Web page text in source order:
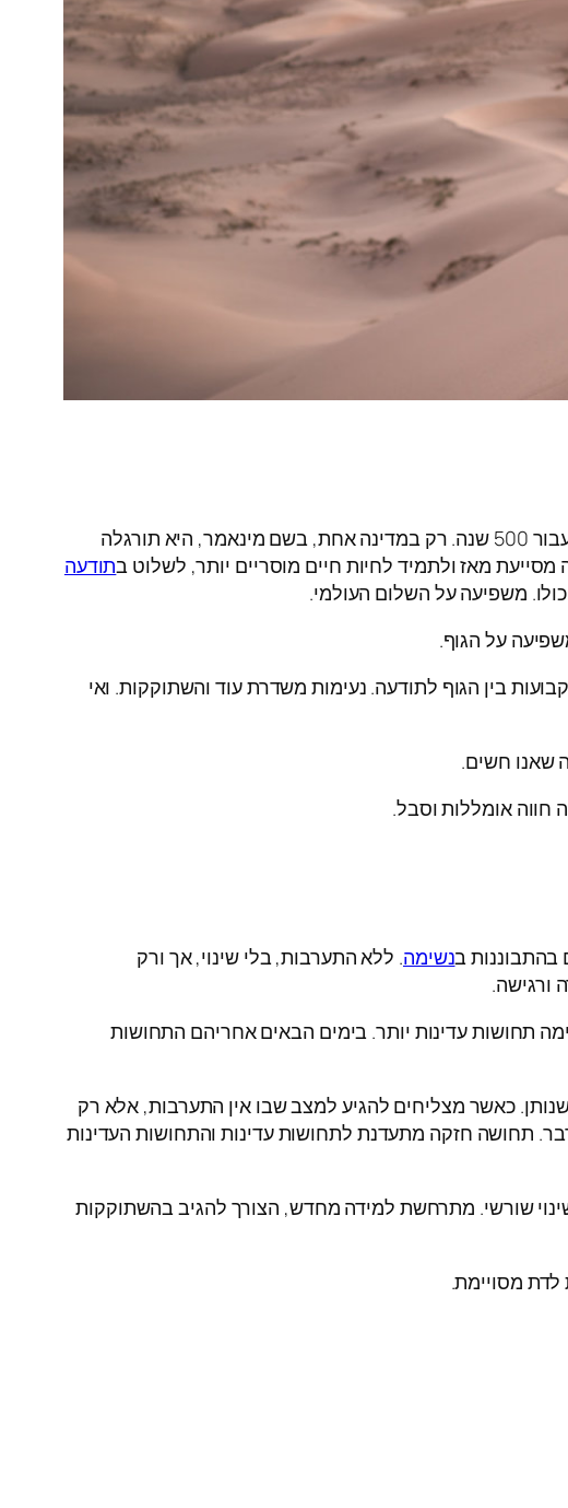
הויפאסנה הגיעה במקור לפני אלפי שנים מהבודהה בהודו. מהודו היא התרחבה לכמה מדינות ונעלמה שוב כעבור 500 שנה. רק במדינה אחת, בשם מינאמר, היא תורגלה
מאז ולתמיד לחיות חיים מוסריים יותר, לשלוט בתודעה
משפיעה על השלום העולמי.
על הגוף.
בין הגוף לתודעה. נעימות משדרת עוד והשתוקקות. ואי
שאנו חשים.
חווה אומללות וסבל.
בהתבוננות בנשימה. ללא התערבות, בלי שינוי, אך ורק
ורגישה.
תחושות עדינות יותר. בימים הבאים אחריהם התחושות
כאשר מצליחים להגיע למצב שבו אין התערבות, אלא רק
תחושה חזקה מתעדנת לתחושות עדינות והתחושות העדינות
שורשי. מתרחשת למידה מחדש, הצורך להגיב בהשתוקקות
מסויימת.